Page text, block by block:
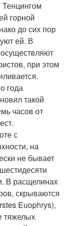
горной
до сих пор
ей. В
при этом
года
такой
часов от
с
на
не бывает
В расщелинах
скрываются
Euophrys),
тяжелых